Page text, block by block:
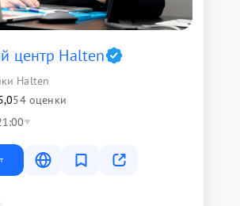
центр Halten
Halten
54 оценки